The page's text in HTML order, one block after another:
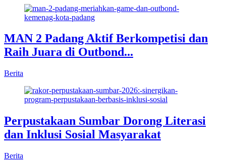
MAN 2 Padang Aktif Berkompetisi dan
Raih Juara di Outbond...
Berita
Perpustakaan Sumbar Dorong Literasi
dan Inklusi Sosial Masyarakat
Berita